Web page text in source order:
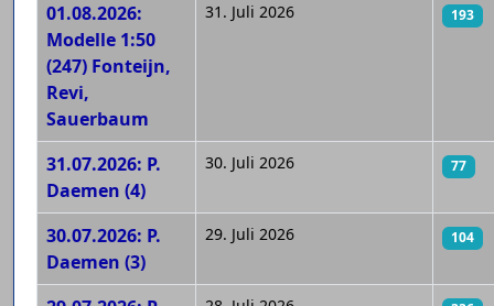
01.08.2026:
Modelle 1:50
(247) Fonteijn,
Revi,
Sauerbaum
31. Juli 2026 193
31.07.2026: P.
Daemen (4)
30. Juli 2026 77
30.07.2026: P.
Daemen (3)
29. Juli 2026 104